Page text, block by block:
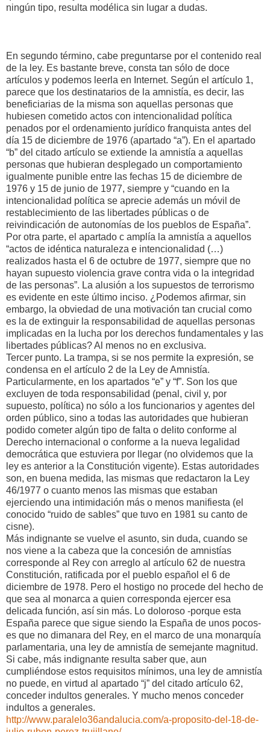
ningún tipo, resulta modélica sin lugar a dudas.
En segundo término, cabe preguntarse por el contenido real
de la ley. Es bastante breve, consta tan sólo de doce
artículos y podemos leerla en Internet. Según el artículo 1,
parece que los destinatarios de la amnistía, es decir, las
beneficiarias de la misma son aquellas personas que
hubiesen cometido actos con intencionalidad política
penados por el ordenamiento jurídico franquista antes del
día 15 de diciembre de 1976 (apartado “a”). En el apartado
“b” del citado artículo se extiende la amnistía a aquellas
personas que hubieran desplegado un comportamiento
igualmente punible entre las fechas 15 de diciembre de
1976 y 15 de junio de 1977, siempre y “cuando en la
intencionalidad política se aprecie además un móvil de
restablecimiento de las libertades públicas o de
reivindicación de autonomías de los pueblos de España”.
Por otra parte, el apartado c amplía la amnistía a aquellos
“actos de idéntica naturaleza e intencionalidad (…)
realizados hasta el 6 de octubre de 1977, siempre que no
hayan supuesto violencia grave contra vida o la integridad
de las personas”. La alusión a los supuestos de terrorismo
es evidente en este último inciso. ¿Podemos afirmar, sin
embargo, la obviedad de una motivación tan crucial como
es la de extinguir la responsabilidad de aquellas personas
implicadas en la lucha por los derechos fundamentales y las
libertades públicas? Al menos no en exclusiva.
Tercer punto. La trampa, si se nos permite la expresión, se
condensa en el artículo 2 de la Ley de Amnistía.
Particularmente, en los apartados “e” y “f”. Son los que
excluyen de toda responsabilidad (penal, civil y, por
supuesto, política) no sólo a los funcionarios y agentes del
orden público, sino a todas las autoridades que hubieran
podido cometer algún tipo de falta o delito conforme al
Derecho internacional o conforme a la nueva legalidad
democrática que estuviera por llegar (no olvidemos que la
ley es anterior a la Constitución vigente). Estas autoridades
son, en buena medida, las mismas que redactaron la Ley
46/1977 o cuanto menos las mismas que estaban
ejerciendo una intimidación más o menos manifiesta (el
conocido “ruido de sables” que tuvo en 1981 su canto de
cisne).
Más indignante se vuelve el asunto, sin duda, cuando se
nos viene a la cabeza que la concesión de amnistías
corresponde al Rey con arreglo al artículo 62 de nuestra
Constitución, ratificada por el pueblo español el 6 de
diciembre de 1978. Pero el hostigo no procede del hecho de
que sea al monarca a quien corresponda ejercer esa
delicada función, así sin más. Lo doloroso -porque esta
España parece que sigue siendo la España de unos pocos-
es que no dimanara del Rey, en el marco de una monarquía
parlamentaria, una ley de amnistía de semejante magnitud.
Si cabe, más indignante resulta saber que, aun
cumpliéndose estos requisitos mínimos, una ley de amnistía
no puede, en virtud al apartado “j” del citado artículo 62,
conceder indultos generales. Y mucho menos conceder
indultos a generales.
http://www.paralelo36andalucia.com/a-proposito-del-18-de-